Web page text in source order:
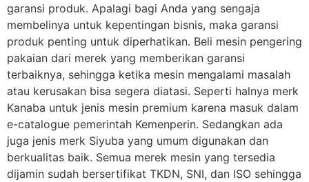
garansi produk. Apalagi bagi Anda yang sengaja
membelinya untuk kepentingan bisnis, maka garansi
produk penting untuk diperhatikan. Beli mesin pengering
pakaian dari merek yang memberikan garansi
terbaiknya, sehingga ketika mesin mengalami masalah
atau kerusakan bisa segera diatasi. Seperti halnya merk
Kanaba untuk jenis mesin premium karena masuk dalam
e-catalogue pemerintah Kemenperin. Sedangkan ada
juga jenis merk Siyuba yang umum digunakan dan
berkualitas baik. Semua merek mesin yang tersedia
dijamin sudah bersertifikat TKDN, SNI, dan ISO sehingga